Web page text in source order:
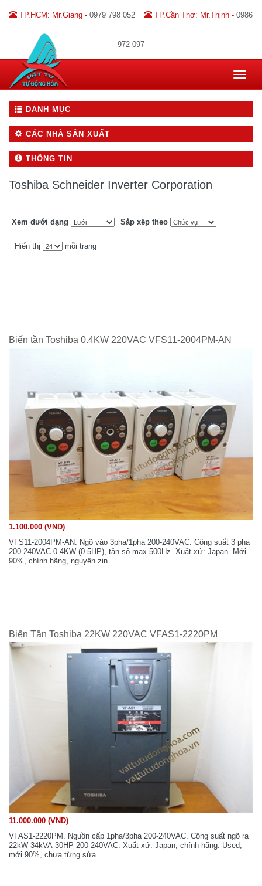
TP.HCM: Mr.Giang - 0979 798 052 TP.Cần Thơ: Mr.Thịnh - 0986
972 097
Toggle
DANH MỤC
CÁC NHÀ SẢN XUẤT
THÔNG TIN
Toshiba Schneider Inverter Corporation
Xem dưới dạng Sắp xếp theo
Hiển thị mỗi trang
Biến tần Toshiba 0.4KW 220VAC VFS11-2004PM-AN
1.100.000 (VND)
VFS11-2004PM-AN. Ngõ vào 3pha/1pha 200-240VAC. Công suất 3 pha
200-240VAC 0.4KW (0.5HP), tần số max 500Hz. Xuất xứ: Japan. Mới
90%, chính hãng, nguyên zin.
Biến Tần Toshiba 22KW 220VAC VFAS1-2220PM
11.000.000 (VND)
VFAS1-2220PM. Nguồn cấp 1pha/3pha 200-240VAC. Công suất ngõ ra
22kW-34kVA-30HP 200-240VAC. Xuất xứ: Japan, chính hãng. Used,
mới 90%, chưa từng sửa.